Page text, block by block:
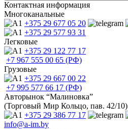
Контактная информация
Многоканальные
+375 29 677 05 20
+375 29 577 93 31
Легковые
+375 29 122 77 17
+7 967 555 00 65 (РФ)
Грузовые
+375 29 667 00 22
+7 995 577 66 17 (РФ)
Авторынок “Малиновка”
(Торговый Мир Кольцо, пав. 42/10)
+375 29 386 77 17
info@a-im.by